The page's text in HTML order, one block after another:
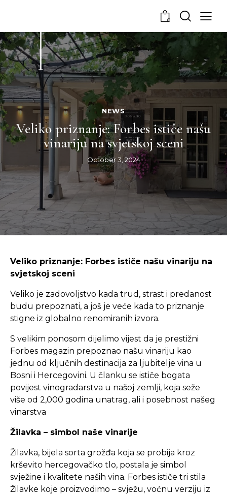
0
NEWS
Veliko priznanje: Forbes ističe našu
vinariju na svjetskoj sceni
October 3, 2024
Veliko priznanje: Forbes ističe našu vinariju na
svjetskoj sceni
Veliko je zadovoljstvo kada trud, strast i predanost
budu prepoznati, a još je veće kada to priznanje
stigne iz globalno renomiranih izvora.
S velikim ponosom dijelimo vijest da je prestižni
Forbes magazin prepoznao našu vinariju kao
jednu od ključnih destinacija za ljubitelje vina u
Bosni i Hercegovini. U članku se ističe bogata
povijest vinogradarstva u našoj zemlji, koja seže
više od 2,000 godina unatrag, ali i posebnost našeg
vinarstva
Žilavka – simbol naše vinarije
Žilavka, bijela sorta grožđa koja se probija kroz
krševito hercegovačko tlo, postala je simbol
svježine i kvalitete naših vina. Forbes ističe tri stila
Žilavke koje proizvodimo – svježu, voćnu verziju iz